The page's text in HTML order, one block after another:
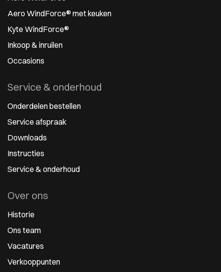
Aero WindForce® met keuken
Kyte WindForce®
Inkoop & inruilen
Occasions
Service & onderhoud
Onderdelen bestellen
Service afspraak
Downloads
Instructies
Service & onderhoud
Over ons
Historie
Ons team
Vacatures
Verkooppunten